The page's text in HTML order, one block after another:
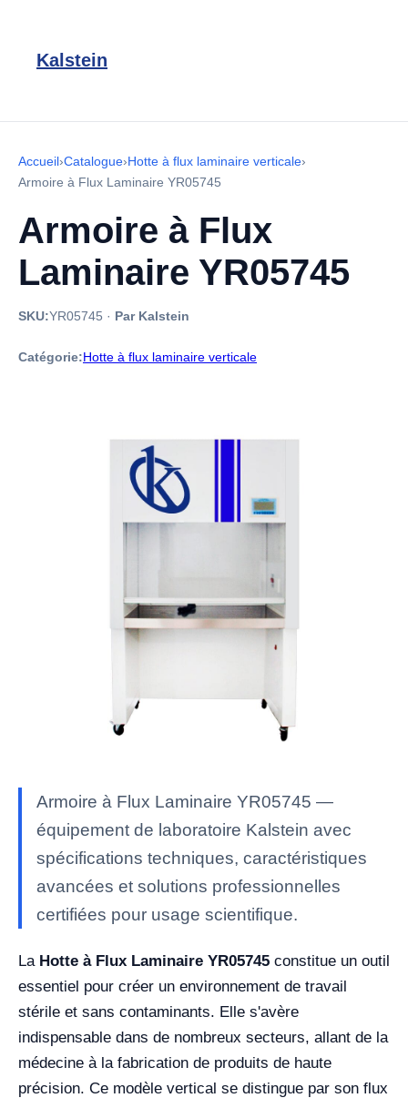
Kalstein
Accueil›Catalogue›Hotte à flux laminaire verticale›
Armoire à Flux Laminaire YR05745
Armoire à Flux
Laminaire YR05745
SKU:YR05745 · Par Kalstein
Catégorie:Hotte à flux laminaire verticale
Armoire à Flux Laminaire YR05745 —
équipement de laboratoire Kalstein avec
spécifications techniques, caractéristiques
avancées et solutions professionnelles
certifiées pour usage scientifique.
La Hotte à Flux Laminaire YR05745 constitue un outil
essentiel pour créer un environnement de travail
stérile et sans contaminants. Elle s'avère
indispensable dans de nombreux secteurs, allant de la
médecine à la fabrication de produits de haute
précision. Ce modèle vertical se distingue par son flux